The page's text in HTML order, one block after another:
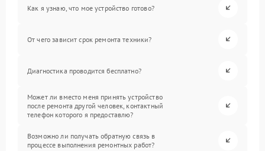
Как я узнаю, что мое устройство готово?
От чего зависит срок ремонта техники?
Диагностика проводится бесплатно?
Может ли вместо меня принять устройство
после ремонта другой человек, контактный
телефон которого я предоставлю?
Возможно ли получать обратную связь в
процессе выполнения ремонтных работ?